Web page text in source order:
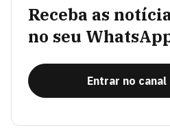
Receba as
no seu
Entrar no canal